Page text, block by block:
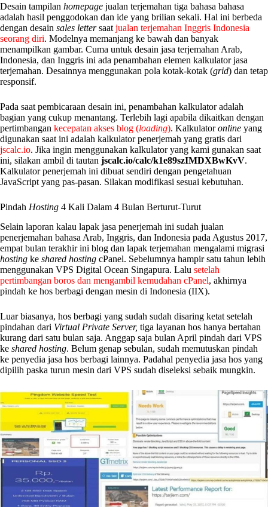
Desain tampilan homepage jualan terjemahan tiga bahasa bahasa
adalah hasil penggodokan dan ide yang brilian sekali. Hal ini berbeda
dengan desain sales lettersaat jualan terjemahan Inggris Indonesia
seorang diri. Modelnya memanjang ke bawah dan banyak
menampilkan gambar. Cuma untuk desain jasa terjemahan Arab,
Indonesia, dan Inggris ini ada penambahan elemen kalkulator jasa
terjemahan. Desainnya menggunakan pola kotak-kotak (grid) dan tetap
responsif.
Pada saat pembicaraan desain ini, penambahan kalkulator adalah
bagian yang cukup menantang. Terlebih lagi apabila dikaitkan dengan
pertimbangan kecepatan akses blog (loading). Kalkulatoronline yang
digunakan saat ini adalah kalkulator penerjemah yang gratis dari
jscalc.io. Jika ingin menggunakan kalkulator yang kami gunakan saat
ini, silakan ambil di tautan jscalc.io/calc/k1e89szIMDXBwKvV.
Kalkulator penerjemah ini dibuat sendiri dengan pengetahuan
JavaScript yang pas-pasan. Silakan modifikasi sesuai kebutuhan.
Pindah Hosting 4 Kali Dalam 4 Bulan Berturut-Turut
Selain laporan kalau lapak jasa penerjemah ini sudah jualan
penerjemahan bahasa Arab, Inggris, dan Indonesia pada Agustus 2017,
empat bulan terakhir ini blog dan lapak terjemahan mengalami migrasi
hosting ke shared hosting cPanel. Sebelumnya hampir satu tahun lebih
menggunakan VPS Digital Ocean Singapura. Lalu setelah
pertimbangan boros dan mengambil kemudahan cPanel, akhirnya
pindah ke hos berbagi dengan mesin di Indonesia (IIX).
Luar biasanya, hos berbagi yang sudah sudah disaring ketat setelah
pindahan dari Virtual Private Server, tiga layanan hos hanya bertahan
kurang dari satu bulan saja. Anggap saja bulan April pindah dari VPS
ke shared hosting. Belum genap sebulan, sudah memutuskan pindah
ke penyedia jasa hos berbagi lainnya. Padahal penyedia jasa hos yang
dipilih paska turun mesin dari VPS sudah diseleksi sebaik mungkin.